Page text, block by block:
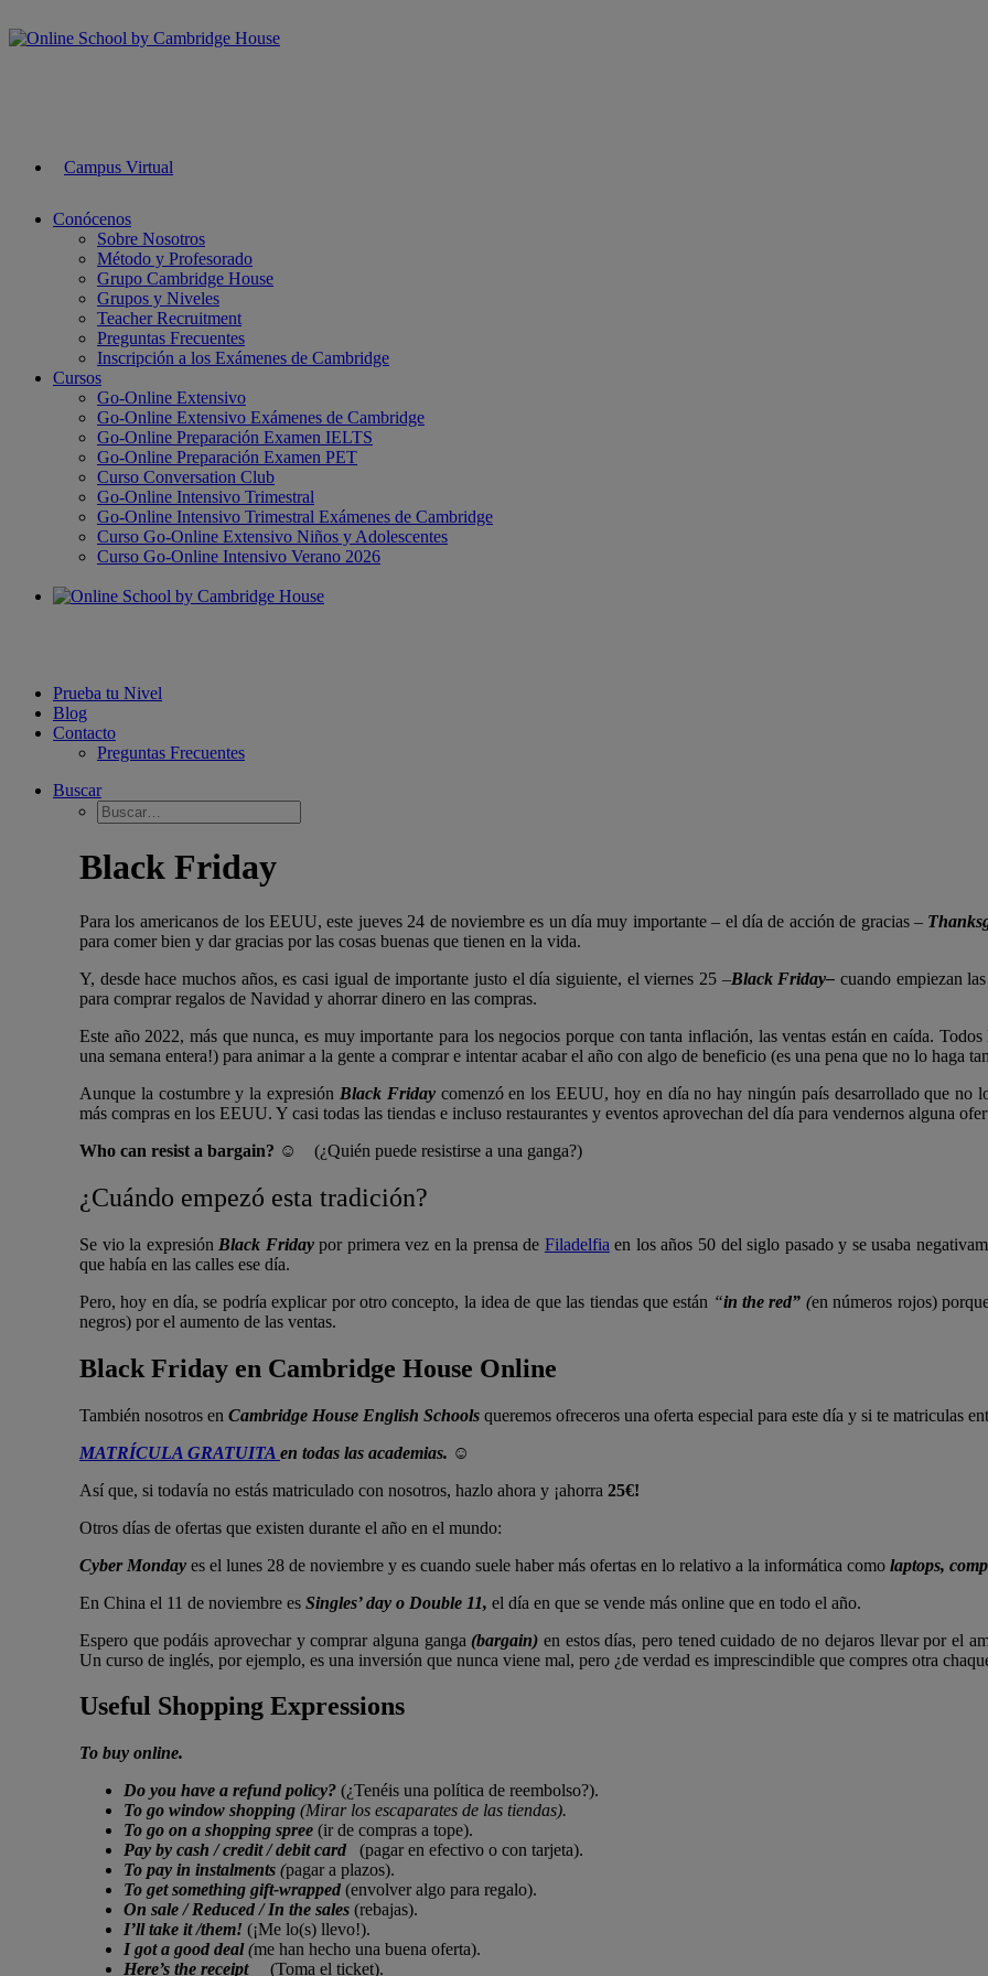
Campus Virtual
Conócenos
Sobre Nosotros
Método y Profesorado
Grupo Cambridge House
Grupos y Niveles
Teacher Recruitment
Preguntas Frecuentes
Inscripción a los Exámenes de Cambridge
Cursos
Go-Online Extensivo
Go-Online Extensivo Exámenes de Cambridge
Go-Online Preparación Examen IELTS
Go-Online Preparación Examen PET
Curso Conversation Club
Go-Online Intensivo Trimestral
Go-Online Intensivo Trimestral Exámenes de Cambridge
Curso Go-Online Extensivo Niños y Adolescentes
Curso Go-Online Intensivo Verano 2026
Prueba tu Nivel
Blog
Contacto
Preguntas Frecuentes
Buscar
Black Friday
Para los americanos de los EEUU, este jueves 24 de noviembre es un día muy importante – el día de acción de gracias –
para comer bien y dar gracias por las cosas buenas que tienen en la vida.
Y, desde hace muchos años, es casi igual de importante justo el día siguiente, el viernes 25 –Black Friday–cuando empiezan
para comprar regalos de Navidad y ahorrar dinero en las compras.
Este año 2022, más que nunca, es muy importante para los negocios porque con tanta inflación, las ventas están en caída.
una semana entera!) para animar a la gente a comprar e intentar acabar el año con algo de beneficio (es una pena que no lo haga
Aunque la costumbre y la expresión Black Friday comenzó en los EEUU, hoy en día no hay ningún país desarrollado que no
más compras en los EEUU. Y casi todas las tiendas e incluso restaurantes y eventos aprovechan del día para vendernos alguna
Who can resist a bargain? ☺ (¿Quién puede resistirse a una ganga?)
¿Cuándo empezó esta tradición?
Se vio la expresión Black Friday por primera vez en la prensa de Filadelfia en los años 50 del siglo pasadoy se usaba
que había en las calles ese día.
Pero, hoy en día, se podría explicar por otro concepto, la idea de que las tiendas que están “in the red” (en números rojos)
negros) por el aumento de las ventas.
Black Friday en Cambridge House Online
También nosotros en Cambridge House English Schools queremos ofreceros una oferta especial para este día y si te matriculas
MATRÍCULA GRATUITA en todas las academias. ☺
Así que, si todavía no estás matriculado con nosotros, hazlo ahora y ¡ahorra 25€!
Otros días de ofertas que existen durante el año en el mundo:
Cyber Monday es el lunes 28 de noviembre y es cuando suele haber más ofertas en lo relativo a la informática como laptops,
En China el 11 de noviembre es Singles’ day o Double 11, el día en que se vende más online que en todo el año.
Espero que podáis aprovechar y comprar alguna ganga (bargain) en estos días, pero tened cuidado de no dejaros llevar por el
Un curso de inglés, por ejemplo, es una inversión que nunca viene mal, pero ¿de verdad es imprescindible que compres otra
Useful Shopping Expressions
To buy online.
Do you have a refund policy? (¿Tenéis una política de reembolso?).
To go window shopping (Mirar los escaparates de las tiendas).
To go on a shopping spree (ir de compras a tope).
Pay by cash / credit / debit card
(pagar en efectivo o con tarjeta).
To pay in instalments (pagar a plazos).
To get something gift-wrapped (envolver algo para regalo).
On sale / Reduced / In the sales (rebajas).
I’ll take it /them! (¡Me lo(s) llevo!).
I got a good deal(me han hecho una buena oferta).
Here’s the receipt
(Toma el ticket).